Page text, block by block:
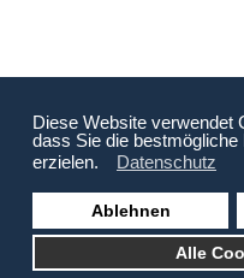
Diese Website verwendet
dass Sie die
erzielen.
Datenschutz
Ablehnen
Alle
Copyright © 2026